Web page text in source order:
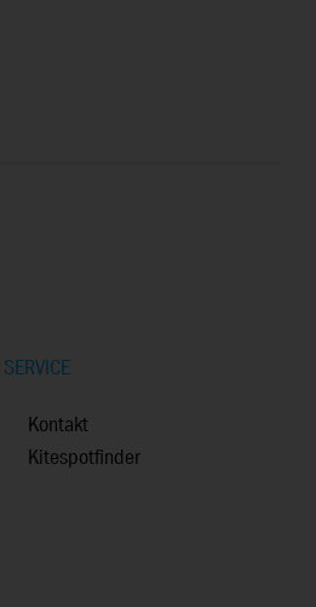
SERVICE
Kontakt
Kitespotfinder